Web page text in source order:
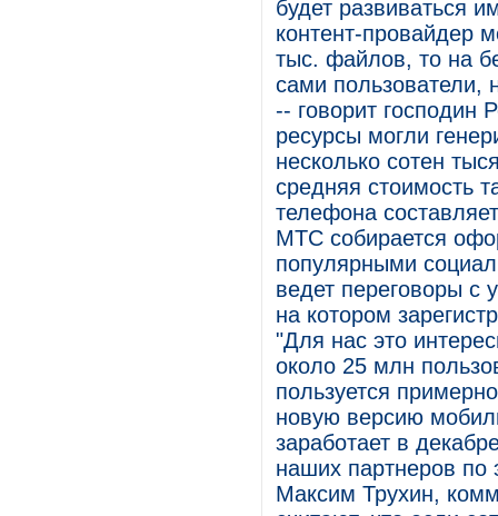
будет развиваться
контент-провайдер
тыс. файлов, то на
сами пользователи,
-- говорит господин
ресурсы могли
несколько сотен
средняя стоимость
телефона
МТС собирается
популярными
ведет переговоры с
на котором
"Для нас это
около 25 млн
пользуется
новую версию
заработает в
наших партнеров по
Максим Трухин,